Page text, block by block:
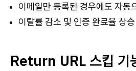
이메일만 등록된 경우에도 자동
이탈률 감소 및 인증 완료율 상승
Return URL 스킵 기